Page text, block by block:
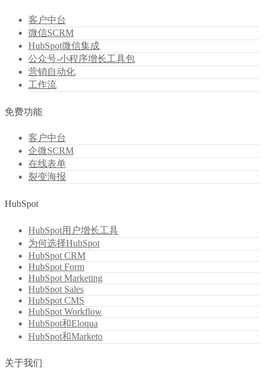
客户中台
微信SCRM
HubSpot微信集成
公众号-小程序增长工具包
营销自动化
工作流
免费功能
客户中台
企微SCRM
在线表单
裂变海报
HubSpot
HubSpot用户增长工具
为何选择HubSpot
HubSpot CRM
HubSpot Form
HubSpot Marketing
HubSpot Sales
HubSpot CMS
HubSpot Workflow
HubSpot和Eloqua
HubSpot和Marketo
关于我们